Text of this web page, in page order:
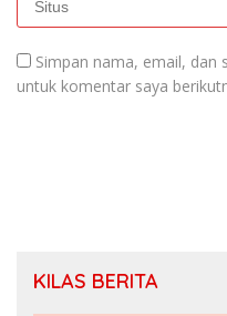
Simpan nama, email, dan
untuk komentar saya
KILAS BERITA